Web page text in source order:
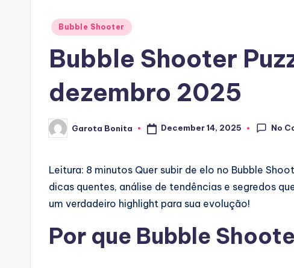
Posted
Bubble Shooter
Bubble Shooter
dezembro 2025
Posted
by
Garota Bonita December 14, 2025 No
Leitura: 8 minutos Quer subir de elo no Bubble
dicas quentes, análise de tendências e segredos
um verdadeiro highlight para sua evolução!
Por que Bubble